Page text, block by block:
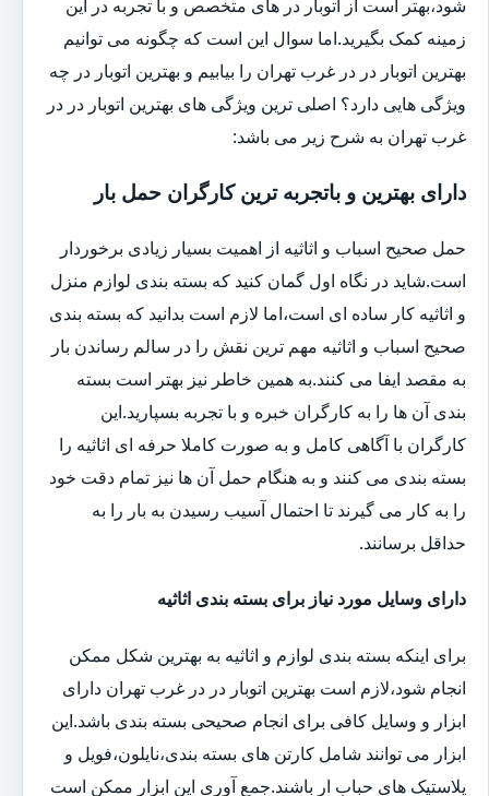
شود،بهتر است از اتوبار در های متخصص و با تجربه در این
زمینه کمک بگیرید.اما سوال این است که چگونه می توانیم
بهترین اتوبار در در غرب تهران را بیابیم و بهترین اتوبار در چه
ویژگی هایی دارد؟ اصلی ترین ویژگی های بهترین اتوبار در در
غرب تهران به شرح زیر می باشد:
دارای بهترین و باتجربه ترین کارگران حمل بار
حمل صحیح اسباب و اثاثیه از اهمیت بسیار زیادی برخوردار
است.شاید در نگاه اول گمان کنید که بسته بندی لوازم منزل
و اثاثیه کار ساده ای است،اما لازم است بدانید که بسته بندی
صحیح اسباب و اثاثیه مهم ترین نقش را در سالم رساندن بار
به مقصد ایفا می کنند.به همین خاطر نیز بهتر است بسته
بندی آن ها را به کارگران خبره و با تجربه بسپارید.این
کارگران با آگاهی کامل و به صورت کاملا حرفه ای اثاثیه را
بسته بندی می کنند و به هنگام حمل آن ها نیز تمام دقت خود
را به کار می گیرند تا احتمال آسیب رسیدن به بار را به
حداقل برسانند.
دارای وسایل مورد نیاز برای بسته بندی اثاثیه
برای اینکه بسته بندی لوازم و اثاثیه به بهترین شکل ممکن
انجام شود،لازم است بهترین اتوبار در در غرب تهران دارای
ابزار و وسایل کافی برای انجام صحیحی بسته بندی باشد.این
ابزار می توانند شامل کارتن های بسته بندی،نایلون،فویل و
پلاستیک های حباب ار باشند.جمع آوری این ابزار ممکن است